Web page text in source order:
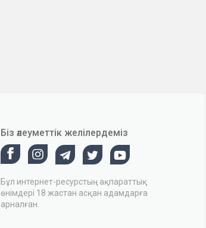
Біз әлеуметтік желілердеміз
Бұл интернет-ресурстың ақпараттық
өнімдері 18 жастан асқан адамдарға
арналған.